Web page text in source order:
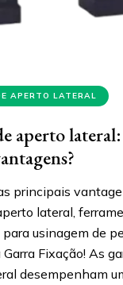
APERTO LATERAL
aperto
principais
lateral,
usinagem de
Fixação! As
desempenham